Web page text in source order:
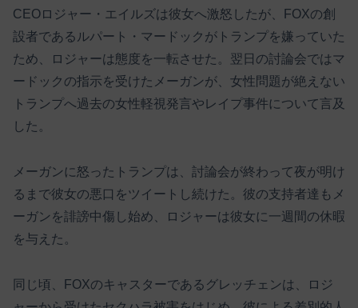
CEOロジャー・エイルズは彼女へ激怒したが、FOXの創
設者であるルパート・マードックがトランプを嫌っていた
ため、ロジャーは態度を一転させた。翌日の討論会ではマ
ードックの指示を受けたメーガンが、女性問題が絶えない
トランプへ過去の女性軽視発言やレイプ事件について言及
した。
メーガンに怒ったトランプは、討論会が終わって夜が明け
るまで彼女の悪口をツイートし続けた。彼の支持者達もメ
ーガンを誹謗中傷し始め、ロジャーは彼女に一週間の休暇
を与えた。
同じ頃、FOXのキャスターであるグレッチェンは、ロジ